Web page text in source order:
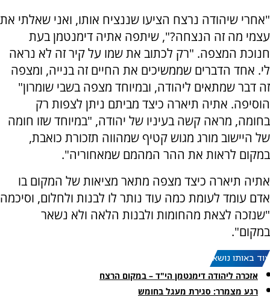
"אחרי שיהודה נרצח הציעו שננציח אותו, ואני שאלתי את
עצמי מה זה הנצחה?", שיתפה אתיה דימנטמן בעת
חנוכת המצפה. "רק לכתוב את שמו על קיר זה לא נראה
לי. אחד הדברים שממשיכים את החיים זה בנייה, ומצפה
זה דבר שמתאים ליהודה, ובמיוחד מצפה בשבי שומרון"
הוסיפה. אתיה תיארה כיצד מביתם ניתן לצפות רק
בחומה, מראה קשה בעיניו של יהודה, "במיוחד שזו חומה
של היישוב מורג מגוש קטיף שמהווה תזכורת כואבת,
במקום לראות את ההר המהמם שמאחוריה".
אתיה תיארה כיצד מצפה מתאר מציאות של המקום בו
אדם עומד לעומת כמה עוד נותר לו לבנות ולחלום, וסיכמה
"שנזכה לצאת מהחומות ולבנות הלאה ולא נשאר
במקום".
עוד באותו נושא:
אזכרה ליהודה דימנטמן הי"ד – במקום הרצח
רגע מצמרר: סגירת מעגל בחומש